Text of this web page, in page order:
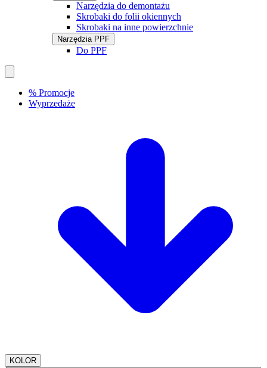
Narzędzia do demontażu
Skrobaki do folii okiennych
Skrobaki na inne powierzchnie
Narzędzia PPF
Do PPF
% Promocje
Wyprzedaże
KOLOR